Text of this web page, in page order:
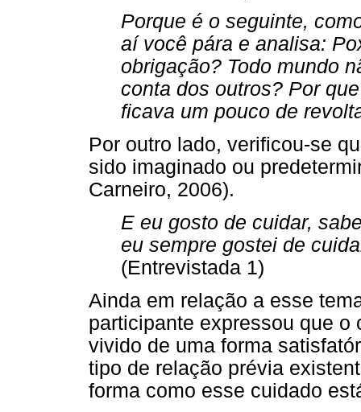
Porque é o seguinte,
aí você pára e analisa:
obrigação? Todo mundo
conta dos outros? Por
ficava um pouco de
Por outro lado, verificou-se
sido imaginado ou
Carneiro, 2006).
E eu gosto de cuidar,
eu sempre gostei de
(Entrevistada 1)
Ainda em relação a esse
participante expressou que
vivido de uma forma
tipo de relação prévia
forma como esse cuidado